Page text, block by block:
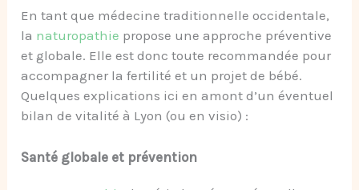
En tant que médecine traditionnelle occidentale,
la naturopathie propose une approche préventive
et globale. Elle est donc toute recommandée pour
accompagner la fertilité et un projet de bébé.
Quelques explications ici en amont d’un éventuel
bilan de vitalité à Lyon (ou en visio) :
Santé globale et prévention